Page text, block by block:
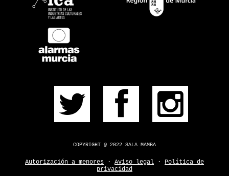
COPYRIGHT @ 2022 SALA MAMBA
Autorización a menores · Aviso legal · Política de
privacidad